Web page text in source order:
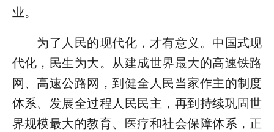
业。
为了人民的现代化，才有意义。中国式现
代化，民生为大。从建成世界最大的高速铁路
网、高速公路网，到健全人民当家作主的制度
体系、发展全过程人民民主，再到持续巩固世
界规模最大的教育、医疗和社会保障体系，正